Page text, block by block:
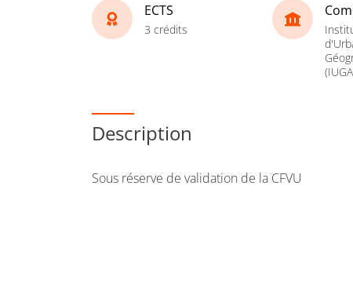
ECTS
3 crédits
Description
Sous réserve de validation de la CFVU